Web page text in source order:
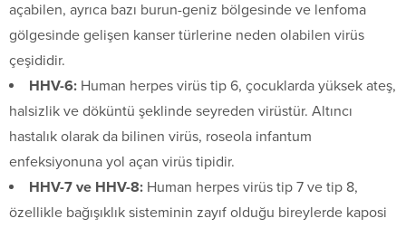
açabilen, ayrıca bazı burun-geniz bölgesinde ve lenfoma
gölgesinde gelişen kanser türlerine neden olabilen virüs
çeşididir.
HHV-6: Human herpes virüs tip 6, çocuklarda yüksek ateş,
halsizlik ve döküntü şeklinde seyreden virüstür. Altıncı
hastalık olarak da bilinen virüs, roseola infantum
enfeksiyonuna yol açan virüs tipidir.
HHV-7 ve HHV-8: Human herpes virüs tip 7 ve tip 8,
özellikle bağışıklık sisteminin zayıf olduğu bireylerde kaposi